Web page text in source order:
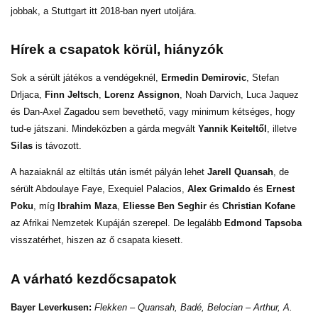
jobbak, a Stuttgart itt 2018-ban nyert utoljára.
Hírek a csapatok körül, hiányzók
Sok a sérült játékos a vendégeknél, Ermedin Demirovic, Stefan
Drljaca, Finn Jeltsch, Lorenz Assignon, Noah Darvich, Luca Jaquez
és Dan-Axel Zagadou sem bevethető, vagy minimum kétséges, hogy
tud-e játszani. Mindeközben a gárda megvált Yannik Keiteltől , illetve
Silas is távozott.
A hazaiaknál az eltiltás után ismét pályán lehet Jarell Quansah, de
sérült Abdoulaye Faye, Exequiel Palacios, Alex Grimaldo és Ernest
Poku, míg Ibrahim Maza, Eliesse Ben Seghir és Christian Kofane
az Afrikai Nemzetek Kupáján szerepel. De legalább Edmond Tapsoba
visszatérhet, hiszen az ő csapata kiesett.
A várható kezdőcsapatok
Bayer Leverkusen: Flekken – Quansah, Badé, Belocian – Arthur, A.